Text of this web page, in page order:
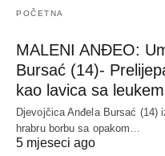
POČETNA
MALENI ANĐEO:
Bursać (14)-
kao lavica sa
Djevojčica Anđela Bursać (14)
hrabru borbu sa opakom…
5 mjeseci ago